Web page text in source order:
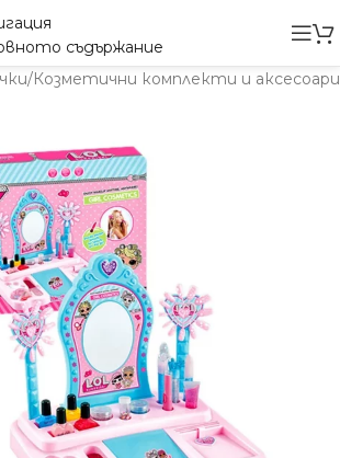
съдържание
/Козметични комплекти и аксесоари